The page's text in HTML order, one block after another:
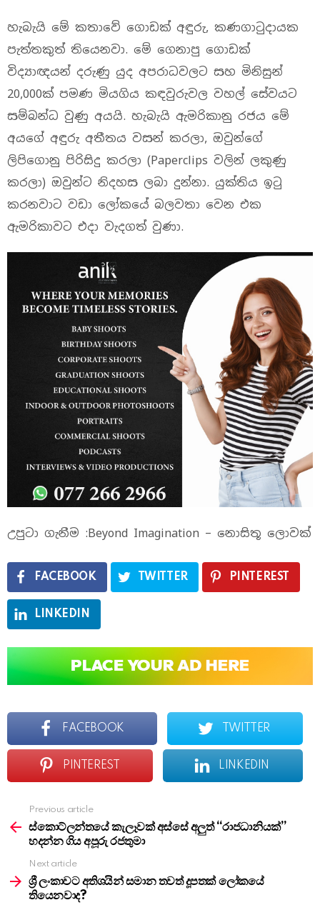
හැබැයි මේ කතාවේ ගොඩක් අඳුරු, කණගාටුදායක
පැත්තකුත් තියෙනවා. මේ ගෙනාපු ගොඩක්
විද්‍යාඥයන් දරුණු යුද අපරාධවලට සහ මිනිසුන්
20,000ක් පමණ මියගිය කඳවුරුවල වහල් සේවයට
සම්බන්ධ වුණු අයයි. හැබැයි ඇමරිකානු රජය මේ
අයගේ අඳුරු අතීතය වසන් කරලා, ඔවුන්ගේ
ලිපිගොනු පිරිසිදු කරලා (Paperclips වලින් ලකුණු
කරලා) ඔවුන්ට නිදහස ලබා දුන්නා. යුක්තිය ඉටු
කරනවාට වඩා ලෝකයේ බලවතා වෙන එක
ඇමරිකාවට එදා වැදගත් වුණා.
උපුටා ගැනීම :Beyond Imagination – නොසිතූ ලොවක්
FACEBOOK TWITTER PINTEREST
LINKEDIN
FACEBOOK TWITTER
PINTEREST LINKEDIN
more
Previous article
ස්කොට්ලන්තයේ කැලෑවක් අස්සේ අලුත් “රාජධානියක්”
හදන්න ගිය අපූරු රජතුමා
Next article
ශ්‍රී ලංකාවට අතිශයින් සමාන තවත් දූපතක් ලෝකයේ
තියෙනවාද?